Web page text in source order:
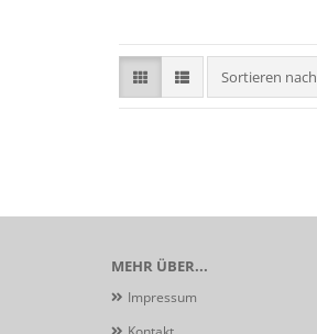
Sortieren nach
Sortieren nach
MEHR ÜBER...
Impressum